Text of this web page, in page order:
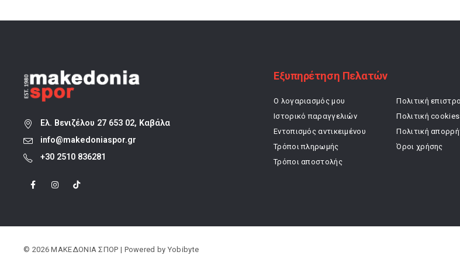
Ελ. Βενιζέλου 27 653 02, Καβάλα
info@makedoniaspor.gr
+30 2510 836281
Εξυπηρέτηση Πελατών
Ο λογαριασμός μου
Ιστορικό παραγγελιών
Εντοπισμός αντικειμένου
Τρόποι πληρωμής
Τρόποι αποστολής
Πολιτική
Πολιτική cookies
Πολιτική
Όροι χρήσης
© 2026 ΜΑΚΕΔΟΝΙΑ ΣΠΟΡ | Powered by Yobibyte